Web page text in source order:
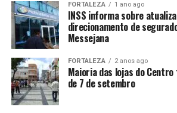
FORTALEZA 1 ano ago
INSS informa sobre
direcionamento de
Messejana
FORTALEZA 2 anos ago
Maioria das lojas do
de 7 de setembro